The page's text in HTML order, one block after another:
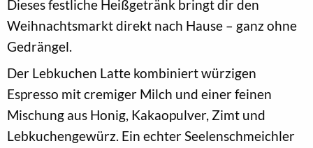
Dieses festliche Heißgetränk bringt dir den
Weihnachtsmarkt direkt nach Hause – ganz ohne
Gedrängel.
Der Lebkuchen Latte kombiniert würzigen
Espresso mit cremiger Milch und einer feinen
Mischung aus Honig, Kakaopulver, Zimt und
Lebkuchengewürz. Ein echter Seelenschmeichler